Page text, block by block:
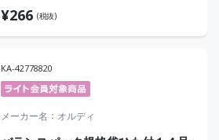
¥266 (税抜)
KA-42778820
メーカー名 オルディ